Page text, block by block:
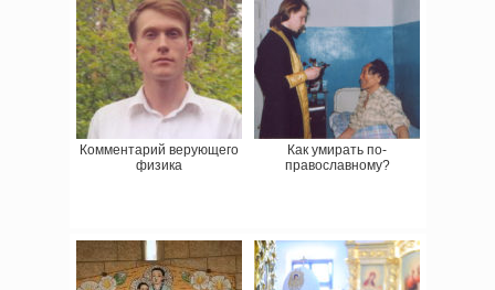
Комментарий верующего
физика
Как умирать по-
православному?